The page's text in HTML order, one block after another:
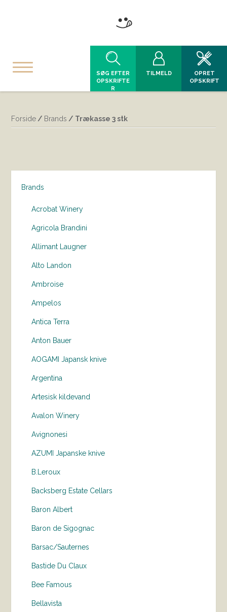
SØG EFTER
OPSKRIFTE
R
TILMELD
OPRET
OPSKRIFT
Forside / Brands / Trækasse 3 stk
Brands
Acrobat Winery
Agricola Brandini
Allimant Laugner
Alto Landon
Ambroise
Ampelos
Antica Terra
Anton Bauer
AOGAMI Japansk knive
Argentina
Artesisk kildevand
Avalon Winery
Avignonesi
AZUMI Japanske knive
B.Leroux
Backsberg Estate Cellars
Baron Albert
Baron de Sigognac
Barsac/Sauternes
Bastide Du Claux
Bee Famous
Bellavista